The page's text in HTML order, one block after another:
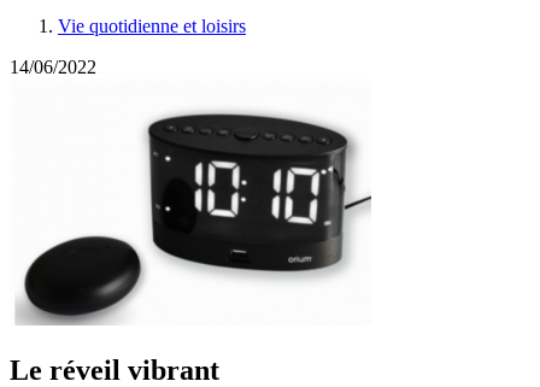
Vie quotidienne et loisirs
14/06/2022
Le réveil vibrant